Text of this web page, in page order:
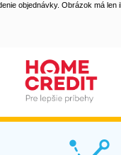
objednávky. Obrázok má len